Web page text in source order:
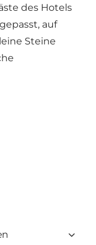
des Hotels
auf
Steine